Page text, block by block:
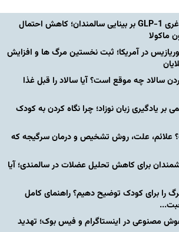
تاثیر داروهای لاغری GLP-1 بر بینایی سالمندان؛ کاهش احتمال
ماکولا
در آمریکا؛ ثبت نخستین مرگ ها و افزایش
سالاد چه موقع است؟ آیا سالاد را قبل غذا
بر یادگیری زبان نوزاد؛ چرا نگاه کردن به کودک
علت، روش تشخیص و درمان سرگیجه که
برای کاهش تحلیل عضلات در سالمندی؛ آیا
را برای کودک توضیح دهیم؟ راهنمای کامل
مصنوعی در اینستاگرام و فیس بوک؛ تهدید